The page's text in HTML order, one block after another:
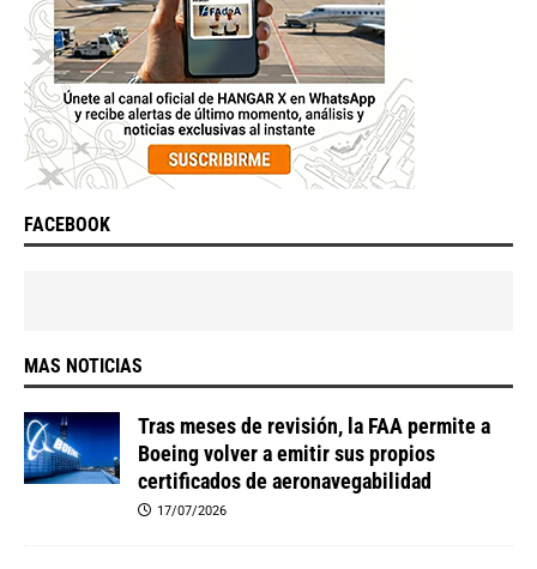
FACEBOOK
MAS NOTICIAS
Tras meses de revisión, la FAA permite a
Boeing volver a emitir sus propios
certificados de aeronavegabilidad
17/07/2026